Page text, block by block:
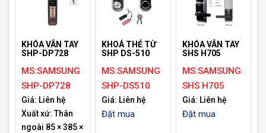
x 66 x 81mm.
Đặt mua
KHÓA VÂN TAY
SHP-DP728
MS:SAMSUNG
SHP-DP728
Giá: Liên hệ
Xuất xứ: Thân
ngoài 85 × 385 ×
KHOÁ THẺ TỪ
SHP DS-510
MS:SAMSUNG
SHP-DS510
Giá: Liên hệ
Đặt mua
KHÓA VÂN TAY
SHS H705
MS:SAMSUNG
SHS H705
Giá: Liên hệ
Đặt mua